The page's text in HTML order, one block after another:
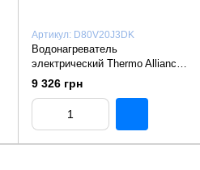
Артикул: D80V20J3DK
Водонагреватель
электрический Thermo Alliance
80 л вертикальный, сухой ТЭН
2,0 кВт D80V20J3(D)K
9 326 грн